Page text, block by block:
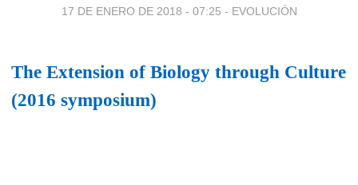
17 DE ENERO DE 2018 - 07:25 - EVOLUCIÓN
The Extension of Biology through Culture
(2016 symposium)